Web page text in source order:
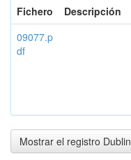
Fichero
Descripción
09077.p
df
Mostrar el registro